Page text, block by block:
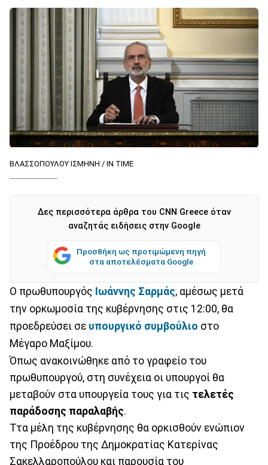
ΒΛΑΣΣΟΠΟΥΛΟΥ ΙΣΜΗΝΗ / IN TIME
Δες περισσότερα άρθρα του CNN Greece όταν
αναζητάς ειδήσεις στην Google
Προσθήκη ως προτιμώμενη πηγή
στα αποτελέσματα Google
Ο πρωθυπουργός Ιωάννης Σαρμάς, αμέσως μετά
την ορκωμοσία της κυβέρνησης στις 12:00, θα
προεδρεύσει σε υπουργικό συμβούλιο στο
Μέγαρο Μαξίμου.
Όπως ανακοινώθηκε από το γραφείο του
πρωθυπουργού, στη συνέχεια οι υπουργοί θα
μεταβούν στα υπουργεία τους για τις τελετές
παράδοσης παραλαβής.
Ττα μέλη της κυβέρνησης θα ορκισθούν ενώπιον
της Προέδρου της Δημοκρατίας Κατερίνας
Σακελλαροπούλου και παρουσία του